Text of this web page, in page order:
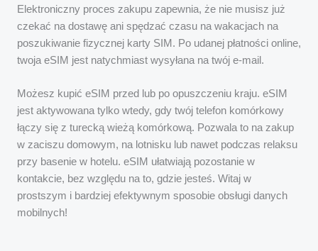
Elektroniczny proces zakupu zapewnia, że nie musisz już
czekać na dostawę ani spędzać czasu na wakacjach na
poszukiwanie fizycznej karty SIM. Po udanej płatności online,
twoja eSIM jest natychmiast wysyłana na twój e-mail.
Możesz kupić eSIM przed lub po opuszczeniu kraju. eSIM
jest aktywowana tylko wtedy, gdy twój telefon komórkowy
łączy się z turecką wieżą komórkową. Pozwala to na zakup
w zaciszu domowym, na lotnisku lub nawet podczas relaksu
przy basenie w hotelu. eSIM ułatwiają pozostanie w
kontakcie, bez względu na to, gdzie jesteś. Witaj w
prostszym i bardziej efektywnym sposobie obsługi danych
mobilnych!